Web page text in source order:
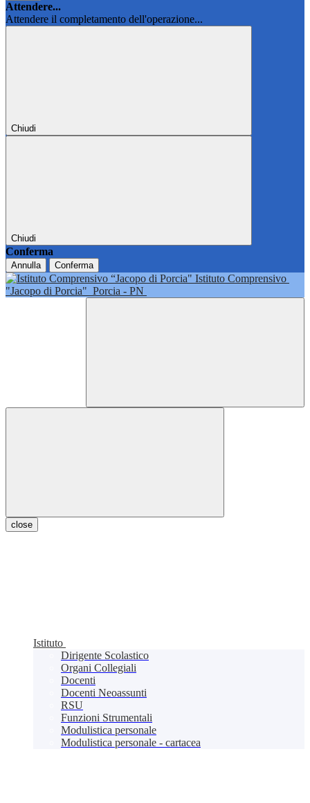
Attendere...
Attendere il completamento dell'operazione...
Chiudi
Chiudi
Conferma
Annulla Conferma
Istituto Comprensivo
"Jacopo di Porcia" Porcia - PN
close
Istituto
Dirigente Scolastico
Organi Collegiali
Docenti
Docenti Neoassunti
RSU
Funzioni Strumentali
Modulistica personale
Modulistica personale - cartacea